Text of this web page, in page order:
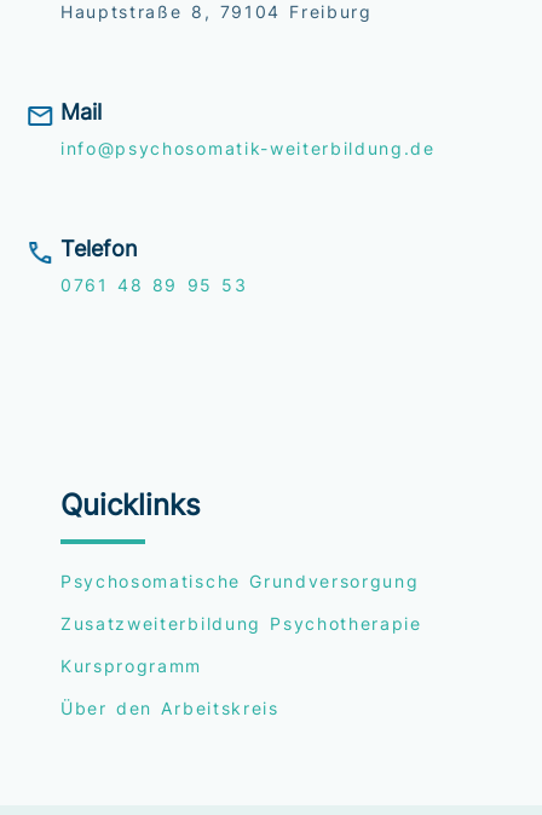
Hauptstraße 8, 79104 Freiburg
Mail
info@psychosomatik-weiterbildung.de
Telefon
076148 89 95 53
Quicklinks
Psychosomatische Grundversorgung
Zusatzweiterbildung Psychotherapie
Kursprogramm
Über den Arbeitskreis